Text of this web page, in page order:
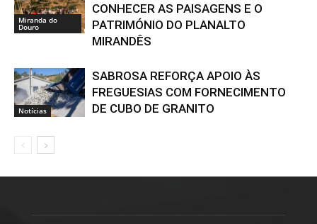
Miranda do
Douro
CONHECER AS PAISAGENS E O
PATRIMÓNIO DO PLANALTO
MIRANDÊS
Notícias
SABROSA REFORÇA APOIO ÀS
FREGUESIAS COM FORNECIMENTO
DE CUBO DE GRANITO